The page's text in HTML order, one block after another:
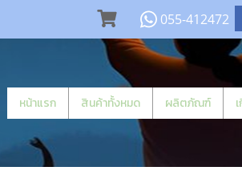
055-412472
หน้าแรก สินค้าทั้งหมด ผลิตภัณฑ์